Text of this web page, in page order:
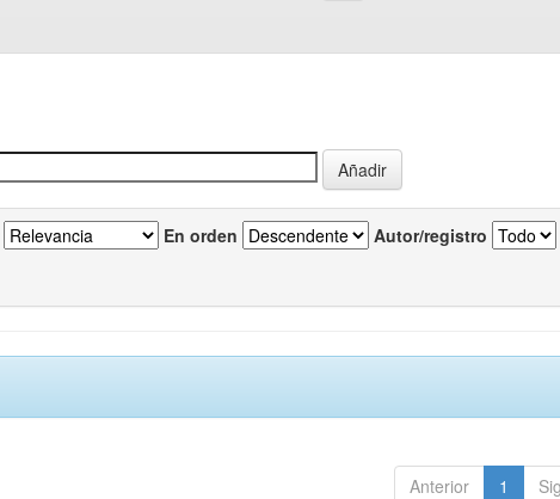
En orden Autor/registro
Anterior 1